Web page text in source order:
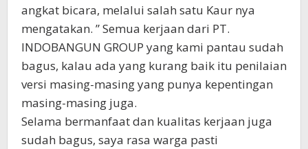
angkat bicara, melalui salah satu Kaur nya
mengatakan. ” Semua kerjaan dari PT.
INDOBANGUN GROUP yang kami pantau sudah
bagus, kalau ada yang kurang baik itu penilaian
versi masing-masing yang punya kepentingan
masing-masing juga.
Selama bermanfaat dan kualitas kerjaan juga
sudah bagus, saya rasa warga pasti